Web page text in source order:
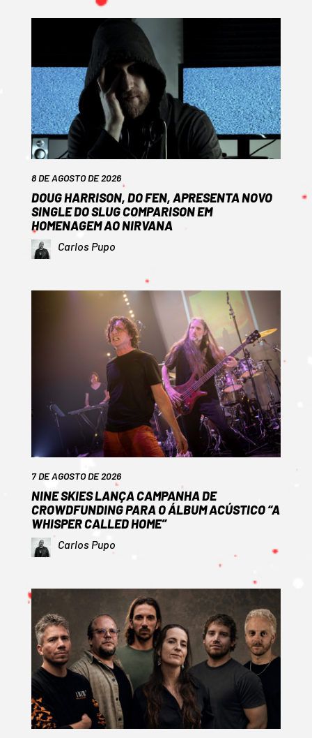
8 DE AGOSTO DE 2026
DOUG HARRISON, DO FEN, APRESENTA NOVO
SINGLE DO SLUG COMPARISON EM
HOMENAGEM AO NIRVANA
Carlos Pupo
7 DE AGOSTO DE 2026
NINE SKIES LANÇA CAMPANHA DE
CROWDFUNDING PARA O ÁLBUM ACÚSTICO “A
WHISPER CALLED HOME”
Carlos Pupo